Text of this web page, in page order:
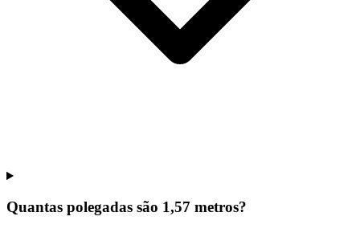
Quantas polegadas são 1,57 metros?